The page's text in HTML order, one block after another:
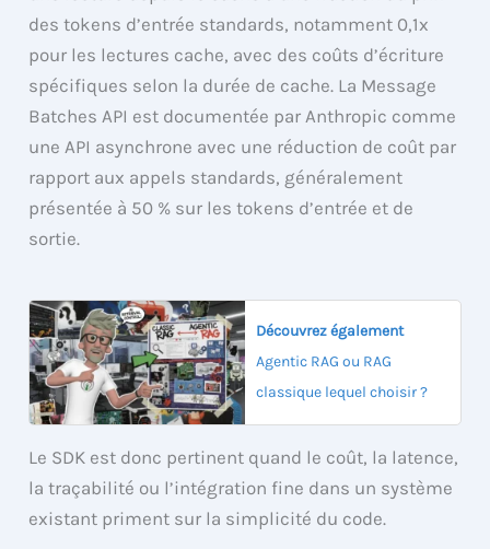
des tokens d’entrée standards, notamment 0,1x
pour les lectures cache, avec des coûts d’écriture
spécifiques selon la durée de cache. La Message
Batches API est documentée par Anthropic comme
une API asynchrone avec une réduction de coût par
rapport aux appels standards, généralement
présentée à 50 % sur les tokens d’entrée et de
sortie.
Découvrez également
Agentic RAG ou RAG
classique lequel choisir ?
Le SDK est donc pertinent quand le coût, la latence,
la traçabilité ou l’intégration fine dans un système
existant priment sur la simplicité du code.